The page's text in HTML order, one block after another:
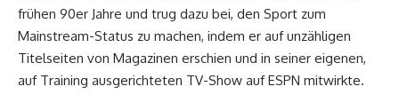
frühen 90er Jahre und trug dazu bei, den Sport zum
Mainstream-Status zu machen, indem er auf unzähligen
Titelseiten von Magazinen erschien und in seiner eigenen,
auf Training ausgerichteten TV-Show auf ESPN mitwirkte.